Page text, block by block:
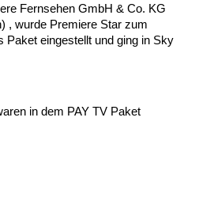
Fernsehen GmbH & Co. KG
, wurde Premiere Star zum
Paket eingestellt und ging in Sky
in dem PAY TV Paket